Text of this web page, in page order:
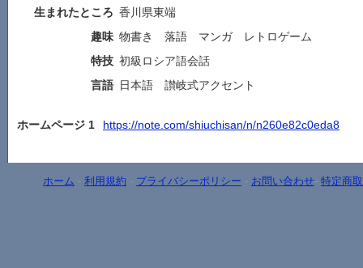
生まれたところ 香川県東端
趣味 物書き 落語 マンガ レトロゲーム
特技 初級ロシア語会話
言語 日本語 讃岐式アクセント
ホームページ 1 https://note.com/shiuchisan/n/n260e82c0eda8
ホーム - 利用規約 - プライバシーポリシー - お問い合わせ- 特定商